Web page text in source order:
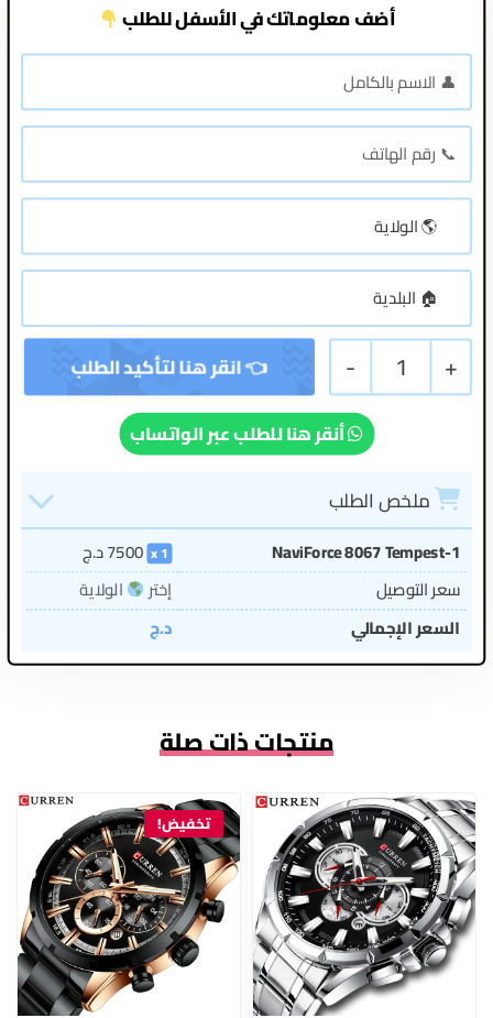
أضف معلوماتك في الأسفل للطلب
+
1
-
أنقر هنا للطلب عبر الواتساب
ملخص الطلب
NaviForce 8067 Tempest-1
1
7500د.ج
سعر التوصيل
إختر
الولاية
السعر الإجمالي
د.ج
منتجات ذات صلة
تخفيض!